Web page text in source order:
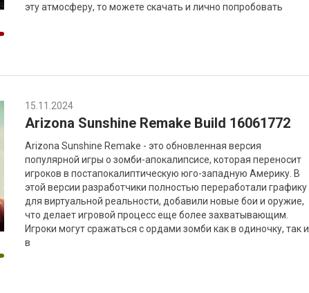
эту атмосферу, то можете скачать и лично попробовать
15.11.2024
Arizona Sunshine Remake Build 16061772
Arizona Sunshine Remake - это обновленная версия
популярной игры о зомби-апокалипсисе, которая переносит
игроков в постапокалиптическую юго-западную Америку. В
этой версии разработчики полностью переработали графику
для виртуальной реальности, добавили новые бои и оружие,
что делает игровой процесс еще более захватывающим.
Игроки могут сражаться с ордами зомби как в одиночку, так и
в